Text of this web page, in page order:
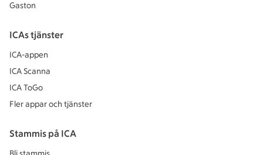
Gaston
ICAs tjänster
ICA-appen
ICA Scanna
ICA ToGo
Fler appar och tjänster
Stammis på ICA